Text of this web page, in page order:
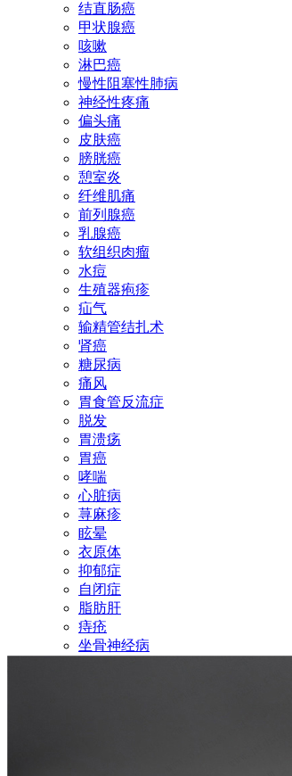
结直肠癌
甲状腺癌
咳嗽
淋巴癌
慢性阻塞性肺病
神经性疼痛
偏头痛
皮肤癌
膀胱癌
憩室炎
纤维肌痛
前列腺癌
乳腺癌
软组织肉瘤
水痘
生殖器疱疹
疝气
输精管结扎术
肾癌
糖尿病
痛风
胃食管反流症
脱发
胃溃疡
胃癌
哮喘
心脏病
荨麻疹
眩晕
衣原体
抑郁症
自闭症
脂肪肝
痔疮
坐骨神经病